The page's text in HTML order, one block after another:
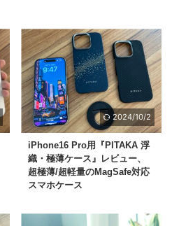
2024/10/2
iPhone16 Pro用『PITAKA 浮
織・極薄ケース』レビュー、
超極薄/超軽量のMagSafe対応
スマホケース